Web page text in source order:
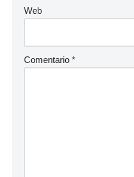
Web
Comentario *